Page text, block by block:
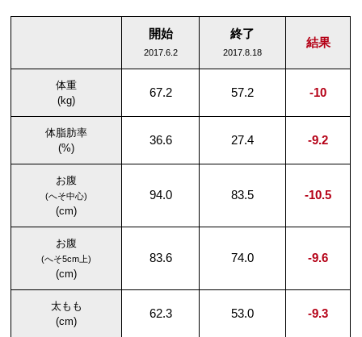
開始
2017.6.2
終了
2017.8.18
結果
体重
(kg)
67.2 57.2 -10
体脂肪率
(%)
36.6 27.4 -9.2
お腹
(へそ中心)
(cm)
94.0 83.5 -10.5
お腹
(へそ5cm上)
(cm)
83.6 74.0 -9.6
太もも
(cm)
62.3 53.0 -9.3